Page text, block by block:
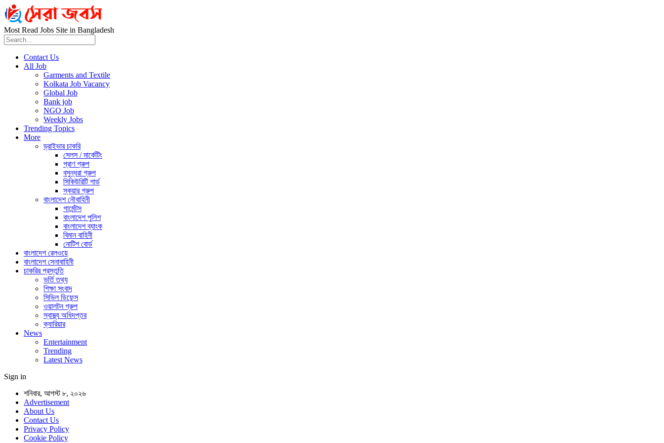
Most Read Jobs Site in Bangladesh
Contact Us
All Job
Garments and Textile
Kolkata Job Vacancy
Global Job
Bank job
NGO Job
Weekly Jobs
Trending Topics
More
ড্রাইভার চাকরি
সেলস / মার্কেটিং
প্রাণ গ্রুপ
বসুন্ধরা গ্রুপ
সিকিউরিটি গার্ড
স্কয়ার গ্রুপ
বাংলাদেশ নৌবাহিনী
গার্মেন্টস
বাংলাদেশ পুলিশ
বাংলাদেশ ব্যাংক
বিমান বাহিনী
নোটিশ বোর্ড
বাংলাদেশ রেলওয়ে
বাংলাদেশ সেনাবাহিনী
চাকরির প্রস্তুতি
ভর্তি তথ্য
শিক্ষা সংবাদ
সিভিল ডিফেন্স
ওয়ালটন গ্রুপ
স্বাস্থ্য অধিদপ্তর
ক্যারিয়ার
News
Entertainment
Trending
Latest News
Sign in
শনিবার, আগস্ট ৮, ২০২৬
Advertisement
About Us
Contact Us
Privacy Policy
Cookie Policy